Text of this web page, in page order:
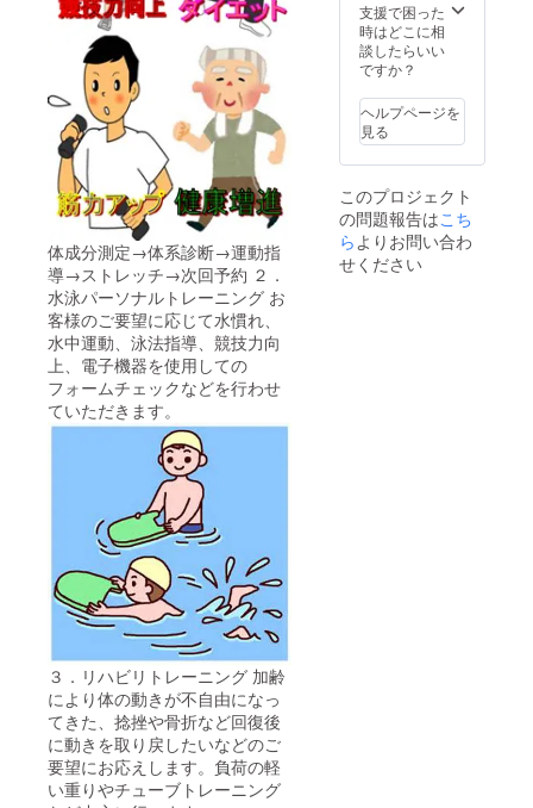
体成分測定→体系診断→運動指
導→ストレッチ→次回予約 ２．
水泳パーソナルトレーニング お
客様のご要望に応じて水慣れ、
水中運動、泳法指導、競技力向
上、電子機器を使用しての
フォームチェックなどを行わせ
ていただきます。
３．リハビリトレーニング 加齢
により体の動きが不自由になっ
てきた、捻挫や骨折など回復後
に動きを取り戻したいなどのご
要望にお応えします。負荷の軽
い重りやチューブトレーニング
支援で困った
時はどこに相
談したらいい
ですか？
ヘルプページを
見る
このプロジェクト
の問題報告はこち
らよりお問い合わ
せください